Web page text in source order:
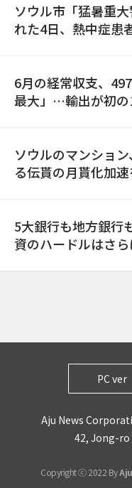
ソウル市「猛暑重
れた4日、熱中症患
6月の経常収支、
最大」…輸出が初の
ソウルのマンショ
る伝貰の月貰化加
5大銀行も地方銀行
資のハードルはさら
PC ver
Aju News
42, Jong-
Copyright ⓒ 2022 By